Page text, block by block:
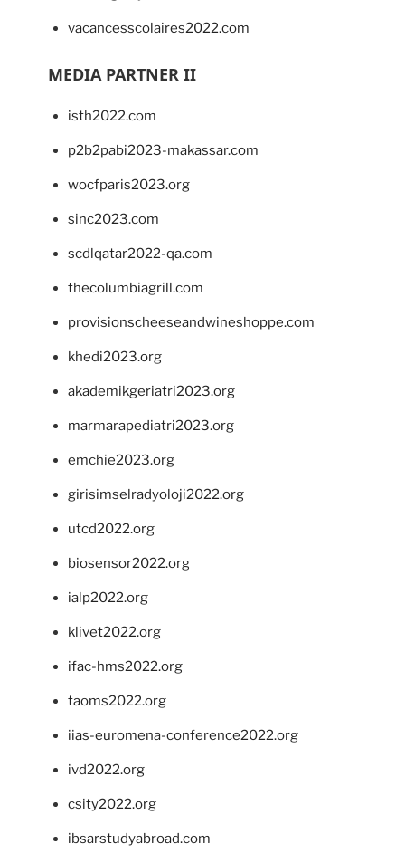
vacancesscolaires2022.com
MEDIA PARTNER II
isth2022.com
p2b2pabi2023-makassar.com
wocfparis2023.org
sinc2023.com
scdlqatar2022-qa.com
thecolumbiagrill.com
provisionscheeseandwineshoppe.com
khedi2023.org
akademikgeriatri2023.org
marmarapediatri2023.org
emchie2023.org
girisimselradyoloji2022.org
utcd2022.org
biosensor2022.org
ialp2022.org
klivet2022.org
ifac-hms2022.org
taoms2022.org
iias-euromena-conference2022.org
ivd2022.org
csity2022.org
ibsarstudyabroad.com